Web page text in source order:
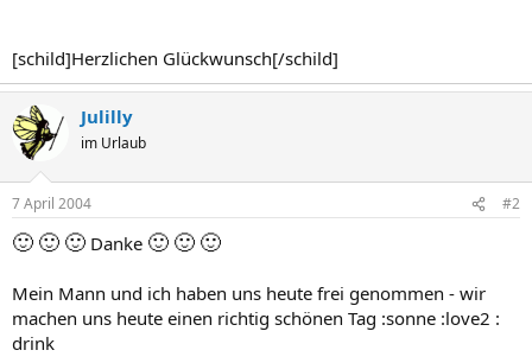
[schild]Herzlichen Glückwunsch[/schild]
Julilly
im Urlaub
7 April 2004 #2
🙂 🙂 🙂 Danke 🙂 🙂 🙂
Mein Mann und ich haben uns heute frei genommen - wir
machen uns heute einen richtig schönen Tag :sonne :love2 :
drink